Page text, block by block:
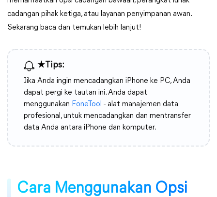
cadangan pihak ketiga, atau layanan penyimpanan awan.
Sekarang baca dan temukan lebih lanjut!
★Tips:
Jika Anda ingin mencadangkan iPhone ke PC, Anda
dapat pergi ke tautan ini. Anda dapat
menggunakan FoneTool - alat manajemen data
profesional, untuk mencadangkan dan mentransfer
data Anda antara iPhone dan komputer.
Cara Menggunakan Opsi